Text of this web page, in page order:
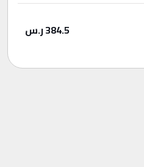
384.5ر.س